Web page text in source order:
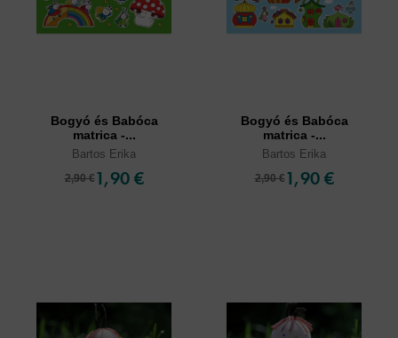
Bogyó és Babóca
matrica -...
Bartos Erika
2,90 € 1,90 €
Bogyó és Babóca
matrica -...
Bartos Erika
2,90 € 1,90 €